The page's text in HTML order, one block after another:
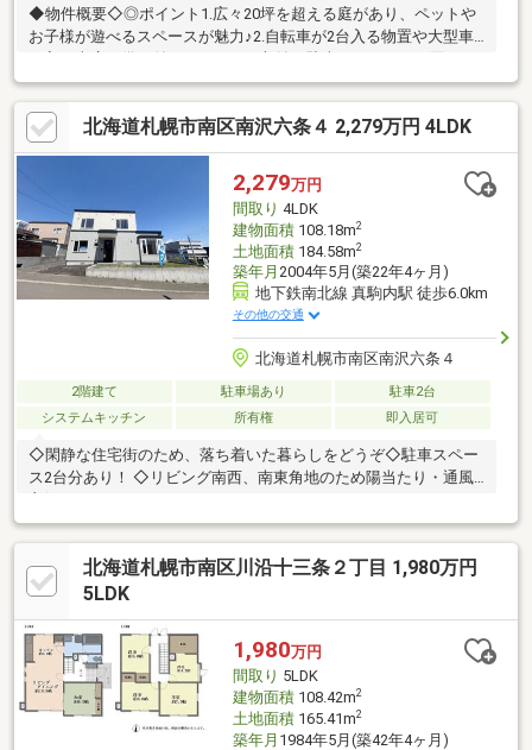
◆物件概要◇◎ポイント1.広々20坪を超える庭があり、ペットや
お子様が遊べるスペースが魅力♪2.自転車が2台入る物置や大型車
が入る車庫も備え付けられており収納や駐車スペースには困りま
せん！3.都会と自然両方楽しむことができる立地♪◆室内設備・浴
室乾燥・暖房・追炊機能・シャワー付き洗面化粧台・温水洗浄便
座・トイレ2ヶ所・IHクッキングヒーター・システムキッチン・エ
アコン・20坪越の庭◎周辺施設・アクロスプラザ（687ｍ）・セ
イコーマート（470ｍ）・コープ山鼻店（957ｍ）土日の内覧会や
平日の夜やオンラインでのご相談も大歓迎です。
北海道札幌市南区南沢六条４ 2,279万円 4LDK
2,279万円
間取り 4LDK
建物面積108.18m2
土地面積184.58m2
築年月 2004年5月(築22年4ヶ月)
地下鉄南北線 真駒内駅 徒歩6.0km
その他の交通
北海道札幌市南区南沢六条４
2階建て 駐車場あり
駐車2台
システムキッチン
所有権 即入居可
◇閑静な住宅街のため、落ち着いた暮らしをどうぞ◇駐車スペー
ス2台分あり！ ◇リビング南西、南東角地のため陽当たり・通風
北海道札幌市南区川沿十三条２丁目 1,980万円
5LDK
1,980万円
間取り 5LDK
建物面積108.42m2
土地面積165.41m2
築年月 1984年5月(築42年4ヶ月)